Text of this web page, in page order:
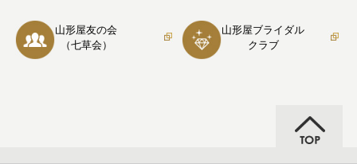
山形屋友の会
（七草会）
山形屋ブライダル
クラブ